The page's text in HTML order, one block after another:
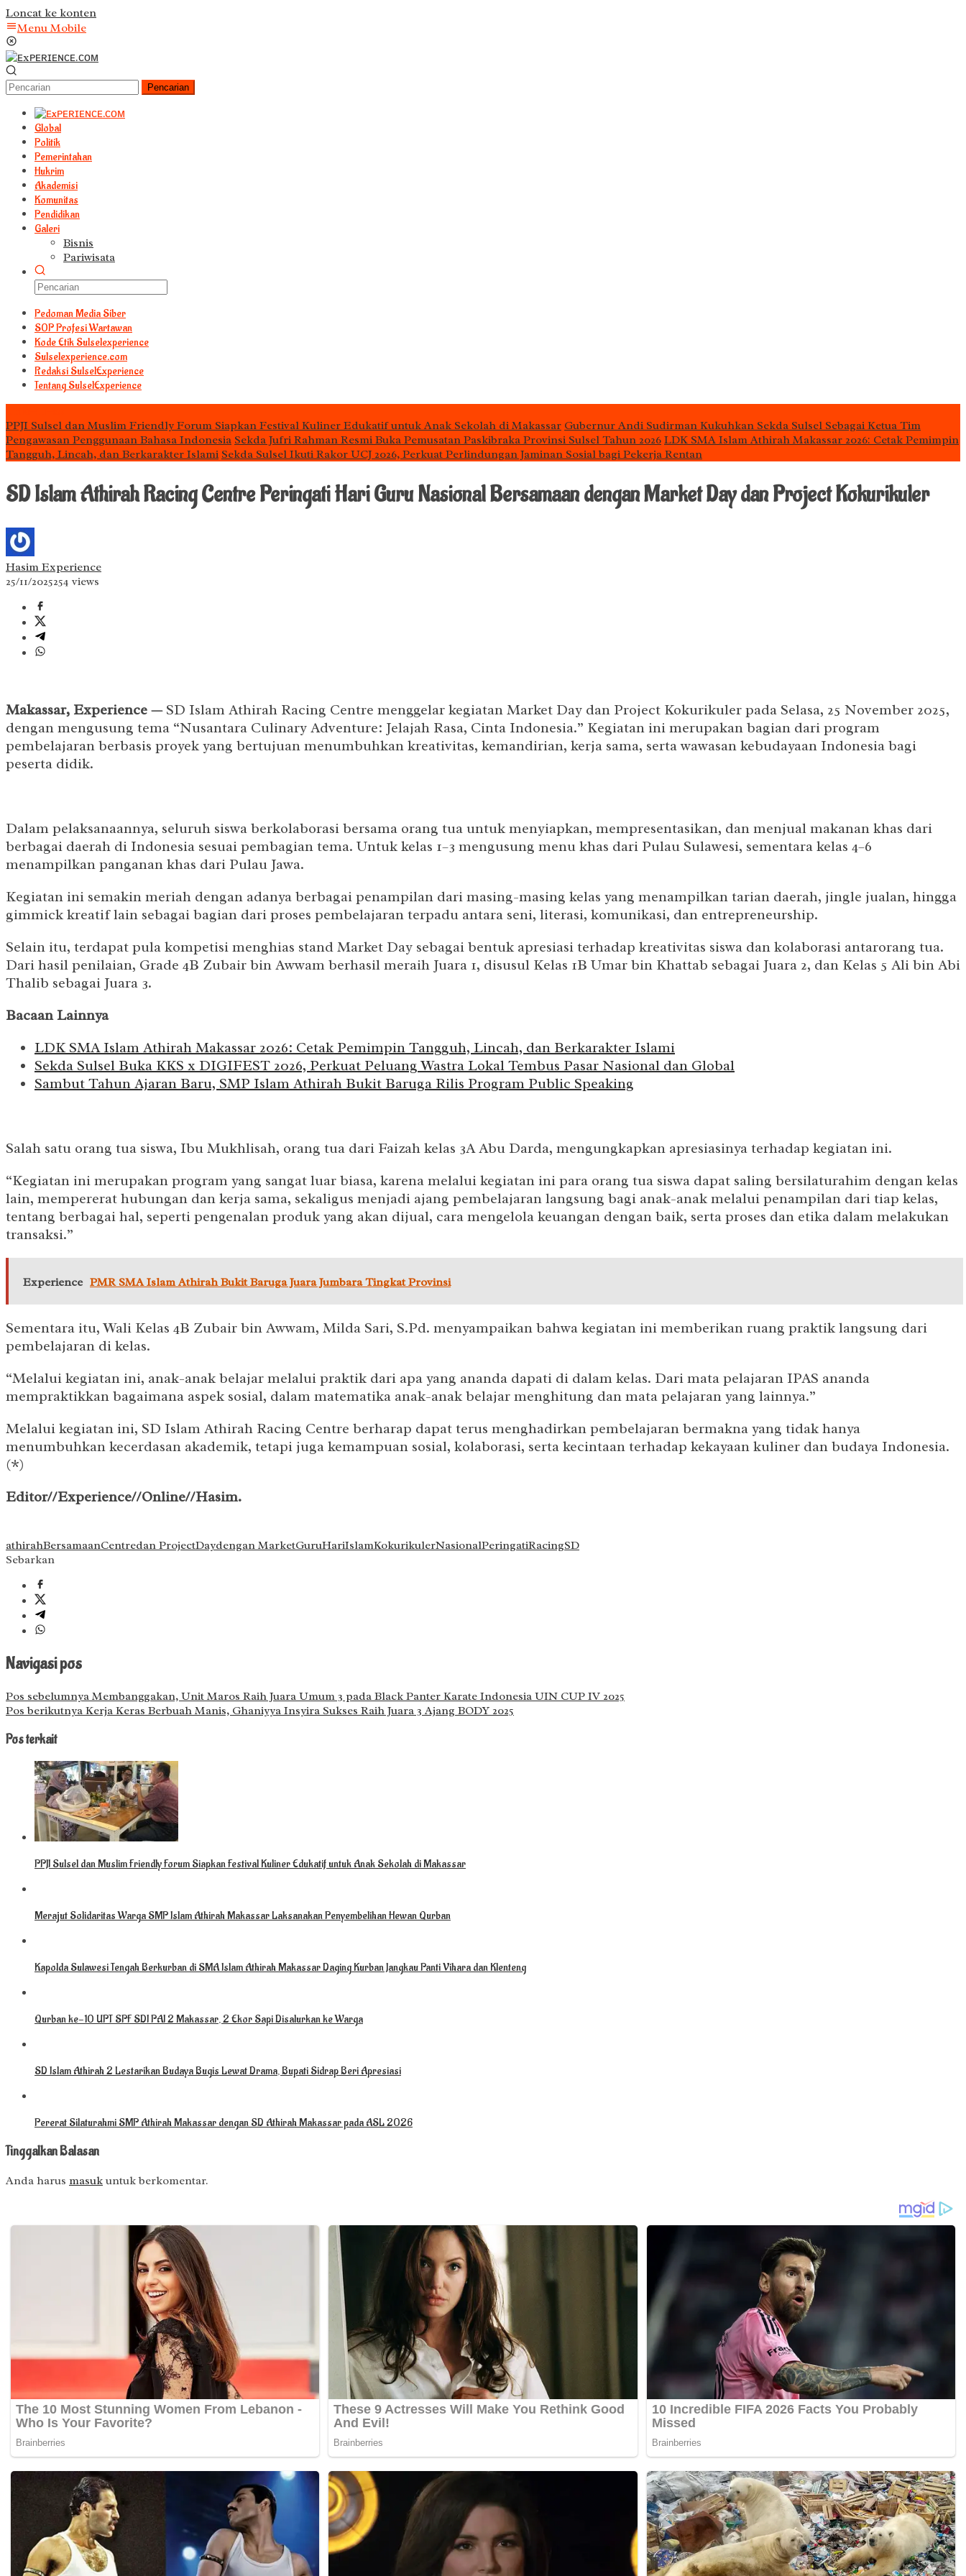
Loncat ke konten
Menu Mobile
Pencarian
Global
Politik
Pemerintahan
Hukrim
Akademisi
Komunitas
Pendidikan
Galeri
Bisnis
Pariwisata
Pedoman Media Siber
S0P Profesi Wartawan
Kode Etik Sulselexperience
Sulselexperience.com
Redaksi SulselExperience
Tentang SulselExperience
PPJI Sulsel dan Muslim Friendly Forum Siapkan Festival Kuliner Edukatif untuk Anak Sekolah di Makassar Gubernur Andi Sudirman Kukuhkan Sekda Sulsel Sebagai Ketua Tim
Pengawasan Penggunaan Bahasa Indonesia Sekda Jufri Rahman Resmi Buka Pemusatan Paskibraka Provinsi Sulsel Tahun 2026 LDK SMA Islam Athirah Makassar 2026: Cetak Pemimpin
Tangguh, Lincah, dan Berkarakter Islami Sekda Sulsel Ikuti Rakor UCJ 2026, Perkuat Perlindungan Jaminan Sosial bagi Pekerja Rentan
SD Islam Athirah Racing Centre Peringati Hari Guru Nasional Bersamaan dengan Market Day dan Project Kokurikuler
Hasim Experience
25/11/2025254 views
Makassar, Experience —SD Islam Athirah Racing Centre menggelar kegiatan Market Day dan Project Kokurikuler pada Selasa, 25 November 2025,
dengan mengusung tema “Nusantara Culinary Adventure: Jelajah Rasa, Cinta Indonesia.” Kegiatan ini merupakan bagian dari program
pembelajaran berbasis proyek yang bertujuan menumbuhkan kreativitas, kemandirian, kerja sama, serta wawasan kebudayaan Indonesia bagi
peserta didik.
Dalam pelaksanaannya, seluruh siswa berkolaborasi bersama orang tua untuk menyiapkan, mempresentasikan, dan menjual makanan khas dari
berbagai daerah di Indonesia sesuai pembagian tema. Untuk kelas 1–3 mengusung menu khas dari Pulau Sulawesi, sementara kelas 4–6
menampilkan panganan khas dari Pulau Jawa.
Kegiatan ini semakin meriah dengan adanya berbagai penampilan dari masing-masing kelas yang menampilkan tarian daerah, jingle jualan, hingga
gimmick kreatif lain sebagai bagian dari proses pembelajaran terpadu antara seni, literasi, komunikasi, dan entrepreneurship.
Selain itu, terdapat pula kompetisi menghias stand Market Day sebagai bentuk apresiasi terhadap kreativitas siswa dan kolaborasi antarorang tua.
Dari hasil penilaian, Grade 4B Zubair bin Awwam berhasil meraih Juara 1, disusul Kelas 1B Umar bin Khattab sebagai Juara 2, dan Kelas 5 Ali bin Abi
Thalib sebagai Juara 3.
Bacaan Lainnya
LDK SMA Islam Athirah Makassar 2026: Cetak Pemimpin Tangguh, Lincah, dan Berkarakter Islami
Sekda Sulsel Buka KKS x DIGIFEST 2026, Perkuat Peluang Wastra Lokal Tembus Pasar Nasional dan Global
Sambut Tahun Ajaran Baru, SMP Islam Athirah Bukit Baruga Rilis Program Public Speaking
Salah satu orang tua siswa, Ibu Mukhlisah, orang tua dari Faizah kelas 3A Abu Darda, mengungkapkan apresiasinya terhadap kegiatan ini.
“Kegiatan ini merupakan program yang sangat luar biasa, karena melalui kegiatan ini para orang tua siswa dapat saling bersilaturahim dengan kelas
lain, mempererat hubungan dan kerja sama, sekaligus menjadi ajang pembelajaran langsung bagi anak-anak melalui penampilan dari tiap kelas,
tentang berbagai hal, seperti pengenalan produk yang akan dijual, cara mengelola keuangan dengan baik, serta proses dan etika dalam melakukan
transaksi.”
Experience PMR SMA Islam Athirah Bukit Baruga Juara Jumbara Tingkat Provinsi
Sementara itu, Wali Kelas 4B Zubair bin Awwam, Milda Sari, S.Pd. menyampaikan bahwa kegiatan ini memberikan ruang praktik langsung dari
pembelajaran di kelas.
“Melalui kegiatan ini, anak-anak belajar melalui praktik dari apa yang ananda dapati di dalam kelas. Dari mata pelajaran IPAS ananda
mempraktikkan bagaimana aspek sosial, dalam matematika anak-anak belajar menghitung dan mata pelajaran yang lainnya.”
Melalui kegiatan ini, SD Islam Athirah Racing Centre berharap dapat terus menghadirkan pembelajaran bermakna yang tidak hanya
menumbuhkan kecerdasan akademik, tetapi juga kemampuan sosial, kolaborasi, serta kecintaan terhadap kekayaan kuliner dan budaya Indonesia.
(*)
Editor//Experience//Online//Hasim.
athirahBersamaanCentredan ProjectDaydengan MarketGuruHariIslamKokurikulerNasionalPeringatiRacingSD
Sebarkan
Navigasi pos
Pos sebelumnya Membanggakan, Unit Maros Raih Juara Umum 3 pada Black Panter Karate Indonesia UIN CUP IV 2025
Pos berikutnya Kerja Keras Berbuah Manis, Ghaniyya Insyira Sukses Raih Juara 3 Ajang BODY 2025
Pos terkait
PPJI Sulsel dan Muslim Friendly Forum Siapkan Festival Kuliner Edukatif untuk Anak Sekolah di Makassar
Merajut Solidaritas Warga SMP Islam Athirah Makassar Laksanakan Penyembelihan Hewan Qurban
Kapolda Sulawesi Tengah Berkurban di SMA Islam Athirah Makassar Daging Kurban Jangkau Panti Vihara dan Klenteng
Qurban ke-10 UPT SPF SDI PAI 2 Makassar, 2 Ekor Sapi Disalurkan ke Warga
SD Islam Athirah 2 Lestarikan Budaya Bugis Lewat Drama, Bupati Sidrap Beri Apresiasi
Pererat Silaturahmi SMP Athirah Makassar dengan SD Athirah Makassar pada ASL 2026
Tinggalkan Balasan
Anda harus masuk untuk berkomentar.